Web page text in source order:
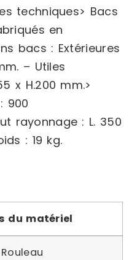
techniques> Bacs
en
bacs : Extérieures
– Utiles
x H.200 mm.>
900
rayonnage : L. 350
: 19 kg.
du matériel
Rouleau